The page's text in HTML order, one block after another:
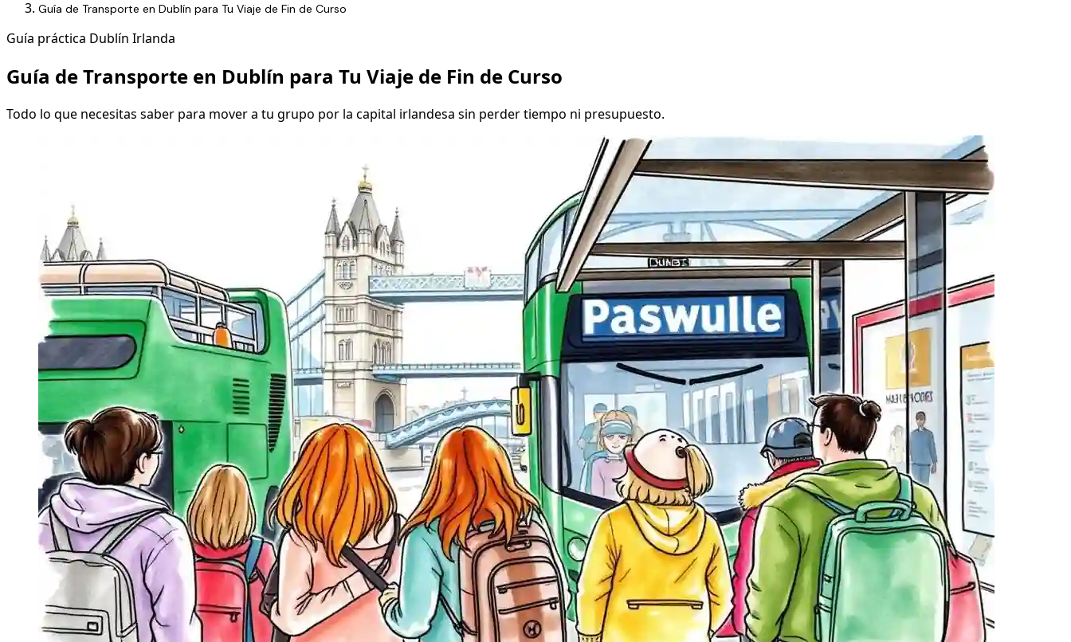
Guía de Transporte en Dublín para Tu Viaje de Fin de Curso
Guía práctica Dublín Irlanda
Guía de Transporte en Dublín para Tu Viaje de Fin de Curso
Todo lo que necesitas saber para mover a tu grupo por la capital irlandesa sin perder tiempo ni presupuesto.